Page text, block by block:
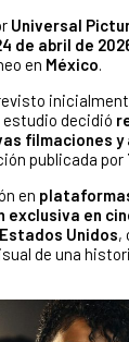
Universal
de abril de
en México.
estudio decidió
filmaciones
publicada por
en
exclusiva en
Unidos,
de una